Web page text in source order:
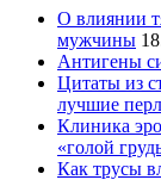
О влиянии
мужчины
Антигены
Цитаты из
лучшие
Клиника
«голой
Как трусы